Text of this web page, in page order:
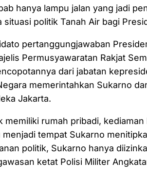
hanya lampu jalan yang jadi
situasi politik Tanah Air bagi
pertanggungjawaban
Permusyawaratan Rakjat
dari jabatan
memerintahkan Sukarno
Jakarta.
memiliki rumah pribadi,
menjadi tempat Sukarno
politik, Sukarno hanya
ketat Polisi Militer